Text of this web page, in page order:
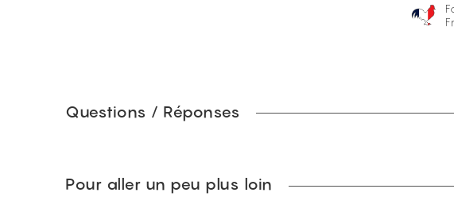
Questions / Réponses
Pour aller un peu plus loin